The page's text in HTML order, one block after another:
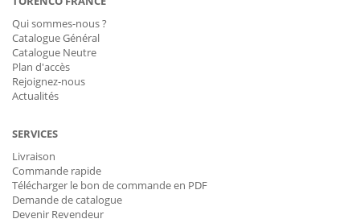
Qui sommes-nous ?
Catalogue Général
Catalogue Neutre
Plan d'accès
Rejoignez-nous
Actualités
SERVICES
Livraison
Commande rapide
Télécharger le bon de commande en PDF
Demande de catalogue
Devenir Revendeur